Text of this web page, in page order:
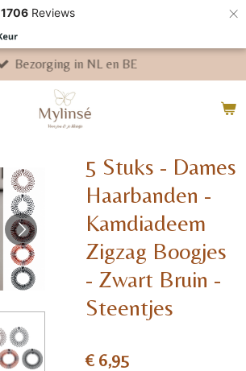
1706 Reviews ×
Bezorging in NL en BE
5 Stuks - Dames
Haarbanden -
Kamdiadeem
Zigzag Boogjes
- Zwart Bruin -
Steentjes
€ 6,95